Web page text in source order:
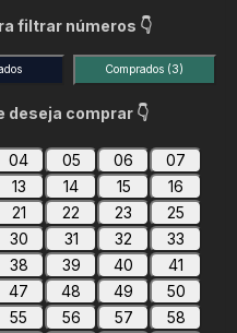
filtrar números 👇
Comprados (3)
deseja comprar 👇
04 05 06
07
13 14 15
16
21 22 23
25
30 31 32
33
38 39 40
41
47 48 49
50
55 56 57
58